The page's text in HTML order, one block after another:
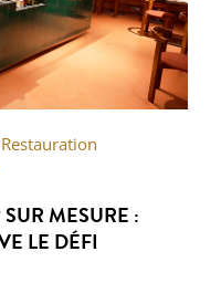
Restauration
MESURE :
LE DÉFI